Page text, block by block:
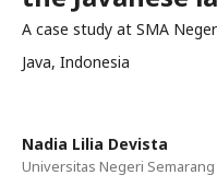
A case study at SMA
Java, Indonesia
Nadia Lilia Devista
Universitas Negeri Semarang